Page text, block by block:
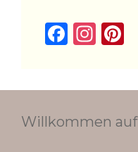
F
o
In
a
Willkommen